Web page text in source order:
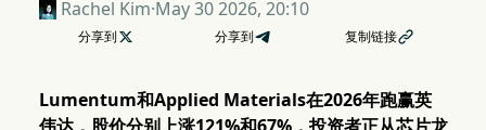
Rachel Kim·May 30 2026, 20:10
分享到  分享到 复制链接
Lumentum和Applied Materials在2026年跑赢英